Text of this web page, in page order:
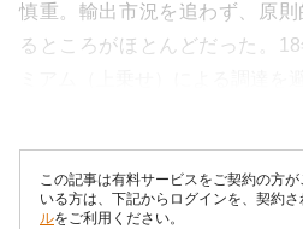
慎重。輸出市況を追わず、原
るところがほとんどだった。
この記事は有料サービスをご契約の方
いる方は、下記からログインを、契約
ルをご利用ください。